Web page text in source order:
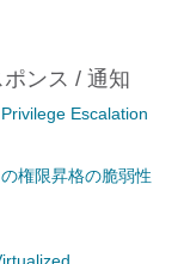
ンス / 通知
Escalation
権限昇格の脆弱性